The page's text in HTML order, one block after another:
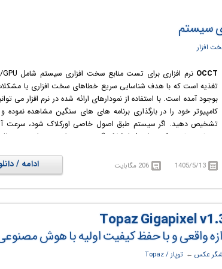
سیستم
افزار
OCCT
تغذیه است که با هدف شناسایی سریع خطاهای سخت افزاری یا
بوجود آمده است. با استفاده از نمودارهای ارائه شده در نرم افزار می
کامپیوتر خود را در بارگذاری برنامه های های سنگین مشاهده نموده
تشخیص دهید. اگر سیستم طبق اصول خاصی اورکلاک شود، سرعت
می‌یابد. رعایت نکردن اصول اورکلاکینگ نیز نتیجه‌ای جز خرابی
می‌یابد و لذا عملکرد سیستم بالا می‌رود. اما گرمای بیشتری نیز تولید
قطعه بالاتر می‌رود. به همین علت است که باید به دقت دمای
بررسی و کنترل کرد. OCCT قادر به ارائه تمام این اطلاعات به کاربر است.
1405/5/13 206 مگابایت ادامه /
عکس ← ‏توپاز / Topaz